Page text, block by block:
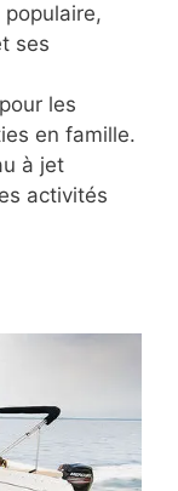
ses
les
en famille.
à jet
activités